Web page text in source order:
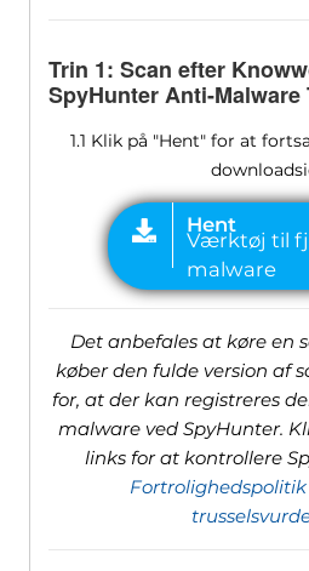
Trin 1: Scan efter
SpyHunter Anti-Malware
1.1 Klik på "Hent" for at
Det anbefales at køre en
køber den fulde version af
for, at der kan registreres
malware ved SpyHunter.
links for at kontrollere
Fortrolighedspolitik